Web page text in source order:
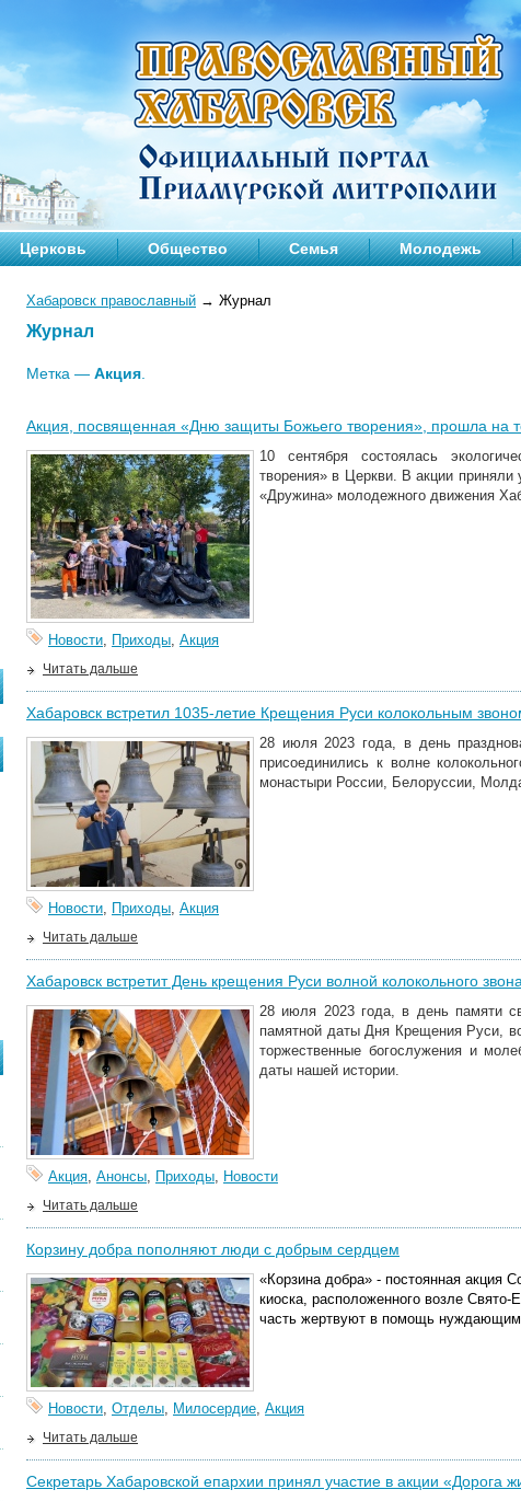
Церковь Общество Семья Молодежь
Хабаровск православный → Журнал
Журнал
Метка — Акция
Акция, посвященная «Дню защиты Божьего творения», прошла на
10 сентября состоялась
творения» в Церкви. В акции приняли
«Дружина» молодежного движения
Новости, Приходы, Акция
Читать дальше
Хабаровск встретил 1035-летие Крещения Руси колокольным
28 июля 2023 года, в день
присоединились к волне
монастыри России, Белоруссии,
Новости, Приходы, Акция
Читать дальше
Хабаровск встретит День крещения Руси волной колокольного звона
28 июля 2023 года, в день памяти
памятной даты Дня Крещения Руси,
торжественные богослужения и
даты нашей истории.
Акция, Анонсы, Приходы, Новости
Читать дальше
Корзину добра пополняют люди с добрым сердцем
«Корзина добра» - постоянная акция
киоска, расположенного возле Свято-
часть жертвуют в помощь
Новости, Отделы, Милосердие, Акция
Читать дальше
Секретарь Хабаровской епархии принял участие в акции «Дорога